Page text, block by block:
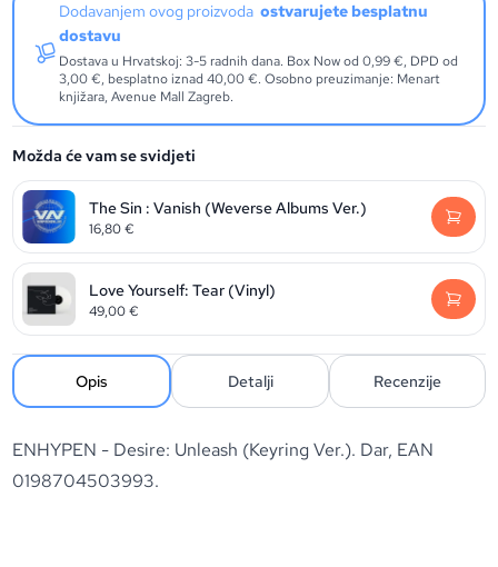
Dodavanjem ovog proizvodaostvarujete besplatnu
dostavu
Dostava u Hrvatskoj: 3-5 radnih dana. Box Now od 0,99 €, DPD od
3,00 €, besplatno iznad 40,00 €. Osobno preuzimanje: Menart
knjižara, Avenue Mall Zagreb.
Možda će vam se svidjeti
The Sin : Vanish (Weverse Albums Ver.)
16,80€
Love Yourself: Tear (Vinyl)
49,00€
Opis Detalji Recenzije
ENHYPEN - Desire: Unleash (Keyring Ver.). Dar, EAN
0198704503993.